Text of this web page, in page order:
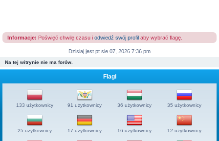
Informacje: Poświęć chwilę czasu i odwiedź swój profil aby wybrać flagę.
Dzisiaj jest pt sie 07, 2026 7:36 pm
Na tej witrynie nie ma forów.
Flagi
133 użytkownicy 91 użytkownicy 36 użytkownicy 35 użytkownicy
25 użytkownicy 17 użytkownicy 16 użytkownicy 12 użytkownicy